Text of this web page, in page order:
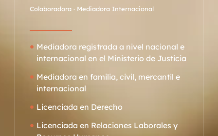
Colaboradora · Mediadora Internacional
Mediadora registrada a nivel nacional e
internacional en el Ministerio de Justicia
Mediadora en familia, civil, mercantil e
internacional
Licenciada en Derecho
Licenciada en Relaciones Laborales y